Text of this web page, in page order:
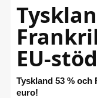
EU-stöd
Tyskland 53 % och
euro!